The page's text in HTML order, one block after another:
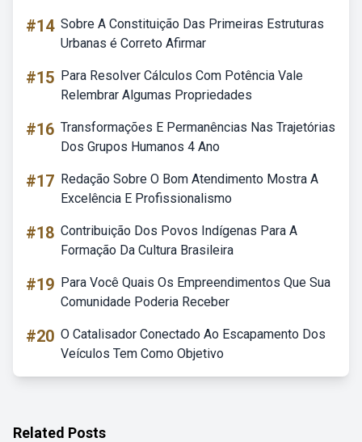
#14 Sobre A Constituição Das Primeiras Estruturas
Urbanas é Correto Afirmar
#15 Para Resolver Cálculos Com Potência Vale
Relembrar Algumas Propriedades
#16 Transformações E Permanências Nas Trajetórias
Dos Grupos Humanos 4 Ano
#17 Redação Sobre O Bom Atendimento Mostra A
Excelência E Profissionalismo
#18 Contribuição Dos Povos Indígenas Para A
Formação Da Cultura Brasileira
#19 Para Você Quais Os Empreendimentos Que Sua
Comunidade Poderia Receber
#20 O Catalisador Conectado Ao Escapamento Dos
Veículos Tem Como Objetivo
Related Posts